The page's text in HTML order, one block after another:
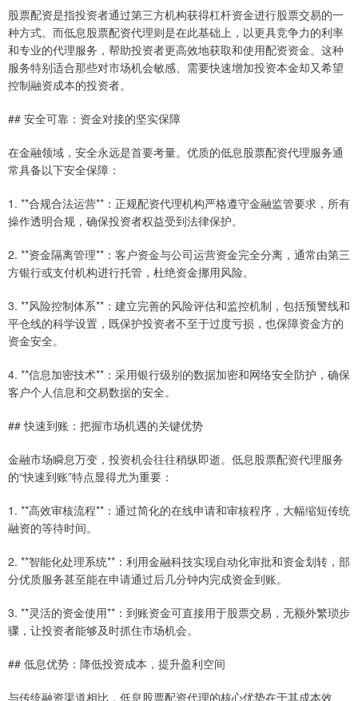
股票配资是指投资者通过第三方机构获得杠杆资金进行股票交易的一
种方式。而低息股票配资代理则是在此基础上，以更具竞争力的利率
和专业的代理服务，帮助投资者更高效地获取和使用配资资金。这种
服务特别适合那些对市场机会敏感、需要快速增加投资本金却又希望
控制融资成本的投资者。
## 安全可靠：资金对接的坚实保障
在金融领域，安全永远是首要考量。优质的低息股票配资代理服务通
常具备以下安全保障：
1. **合规合法运营**：正规配资代理机构严格遵守金融监管要求，所有
操作透明合规，确保投资者权益受到法律保护。
2. **资金隔离管理**：客户资金与公司运营资金完全分离，通常由第三
方银行或支付机构进行托管，杜绝资金挪用风险。
3. **风险控制体系**：建立完善的风险评估和监控机制，包括预警线和
平仓线的科学设置，既保护投资者不至于过度亏损，也保障资金方的
资金安全。
4. **信息加密技术**：采用银行级别的数据加密和网络安全防护，确保
客户个人信息和交易数据的安全。
## 快速到账：把握市场机遇的关键优势
金融市场瞬息万变，投资机会往往稍纵即逝。低息股票配资代理服务
的“快速到账”特点显得尤为重要：
1. **高效审核流程**：通过简化的在线申请和审核程序，大幅缩短传统
融资的等待时间。
2. **智能化处理系统**：利用金融科技实现自动化审批和资金划转，部
分优质服务甚至能在申请通过后几分钟内完成资金到账。
3. **灵活的资金使用**：到账资金可直接用于股票交易，无额外繁琐步
骤，让投资者能够及时抓住市场机会。
## 低息优势：降低投资成本，提升盈利空间
与传统融资渠道相比，低息股票配资代理的核心优势在于其成本效